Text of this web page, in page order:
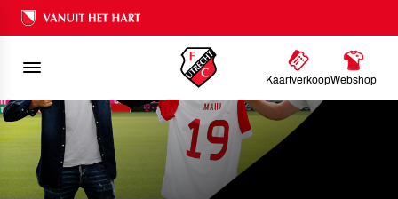
Ons nalatenschap
KaartverkoopWebshop